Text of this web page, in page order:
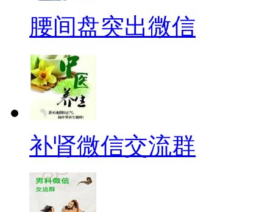
腰间盘突出微信
补肾微信交流群